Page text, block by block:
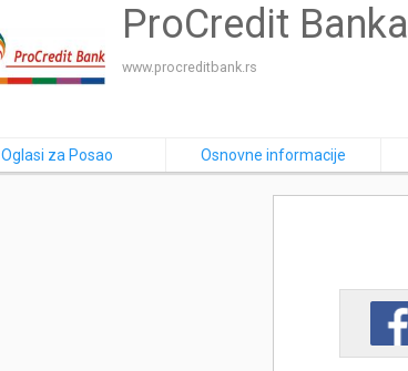
ProCredit Banka
www.procreditbank.rs
Oglasi za Posao Osnovne informacije